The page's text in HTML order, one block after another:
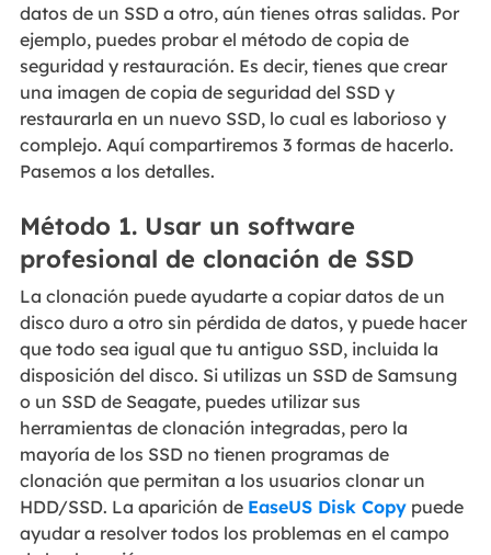
datos de un SSD a otro, aún tienes otras salidas. Por
ejemplo, puedes probar el método de copia de
seguridad y restauración. Es decir, tienes que crear
una imagen de copia de seguridad del SSD y
restaurarla en un nuevo SSD, lo cual es laborioso y
complejo. Aquí compartiremos 3 formas de hacerlo.
Pasemos a los detalles.
Método 1. Usar un software
profesional de clonación de SSD
La clonación puede ayudarte a copiar datos de un
disco duro a otro sin pérdida de datos, y puede hacer
que todo sea igual que tu antiguo SSD, incluida la
disposición del disco. Si utilizas un SSD de Samsung
o un SSD de Seagate, puedes utilizar sus
herramientas de clonación integradas, pero la
mayoría de los SSD no tienen programas de
clonación que permitan a los usuarios clonar un
HDD/SSD. La aparición de EaseUS Disk Copypuede
ayudar a resolver todos los problemas en el campo